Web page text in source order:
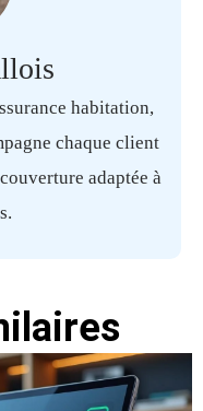
habitation,
chaque client
adaptée à